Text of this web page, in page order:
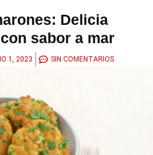
Delicia
sabor a mar
1, 2023 SIN COMENTARIOS